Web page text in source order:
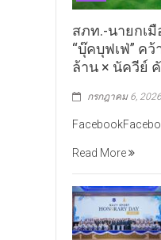
สภท.-นายกเ
“บุ๊คบุฟเฟ่” ค
ล้าน × นัควีย์
กรกฎาคม 6, 2026
Read More